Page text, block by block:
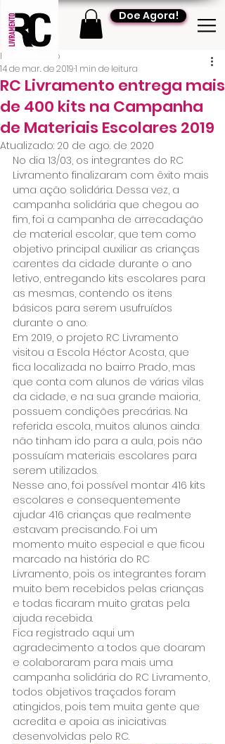
Doe Agora!
RC Livramento entrega mais
de 400 kits na Campanha
de Materiais Escolares 2019
RC Livramento
14 de mar. de 20191 min de leitura
Atualizado: 20 de ago. de 2020
No dia 13/03, os integrantes do RC
Livramento finalizaram com êxito mais
uma ação solidária. Dessa vez, a
campanha solidária que chegou ao
fim, foi a campanha de arrecadação
de material escolar, que tem como
objetivo principal auxiliar as crianças
carentes da cidade durante o ano
letivo, entregando kits escolares para
as mesmas, contendo os itens
básicos para serem usufruídos
durante o ano.
Em 2019, o projeto RC Livramento
visitou a Escola Héctor Acosta, que
fica localizada no bairro Prado, mas
que conta com alunos de várias vilas
da cidade, e na sua grande maioria,
possuem condições precárias. Na
referida escola, muitos alunos ainda
não tinham ido para a aula, pois não
possuíam materiais escolares para
serem utilizados.
Nesse ano, foi possível montar 416 kits
escolares e consequentemente
ajudar 416 crianças que realmente
estavam precisando. Foi um
momento muito especial e que ficou
marcado na história do RC
Livramento, pois os integrantes foram
muito bem recebidos pelas crianças
e todas ficaram muito gratas pela
ajuda recebida.
Fica registrado aqui um
agradecimento a todos que doaram
e colaboraram para mais uma
campanha solidária do RC Livramento,
todos objetivos traçados foram
atingidos, pois tem muita gente que
acredita e apoia as iniciativas
desenvolvidas pelo RC.